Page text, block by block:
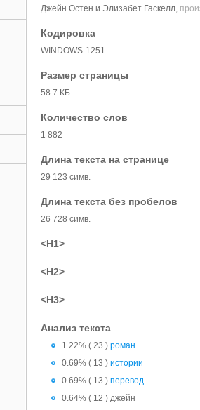
Джейн Остен и Элизабет Гаскелл,
Кодировка
WINDOWS-1251
Размер страницы
58.7 КБ
Количество слов
1 882
Длина текста на странице
29 123 симв.
Длина текста без пробелов
26 728 симв.
<H1>
<H2>
<H3>
Анализ текста
1.22% ( 23 ) роман
0.69% ( 13 ) истории
0.69% ( 13 ) перевод
0.64% ( 12 ) джейн